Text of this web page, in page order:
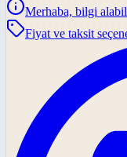
Merhaba, bilgi
Fiyat ve taksit